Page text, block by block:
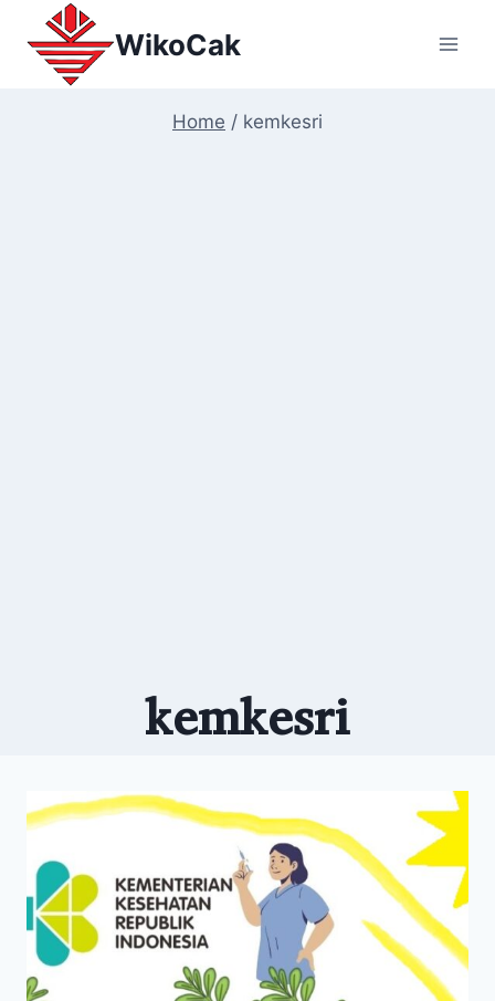
content
WikoCak
Home / kemkesri
kemkesri